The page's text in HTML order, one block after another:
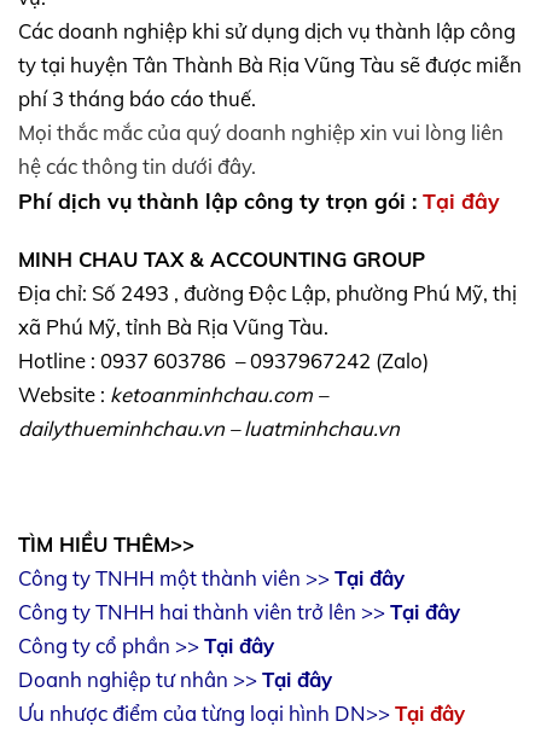
Các doanh nghiệp khi sử dụng dịch vụ thành lập công
ty tại huyện Tân Thành Bà Rịa Vũng Tàu sẽ được miễn
phí 3 tháng báo cáo thuế.
Mọi thắc mắc của quý doanh nghiệp xin vui lòng liên
hệ các thông tin dưới đây.
Phí dịch vụ thành lập công ty trọn gói : Tại đây
MINH CHAU TAX & ACCOUNTING GROUP
Địa chỉ: Số 2493 , đường Độc Lập, phường Phú Mỹ, thị
xã Phú Mỹ, tỉnh Bà Rịa Vũng Tàu.
Hotline : 0937 603786 – 0937967242 (Zalo)
Website : ketoanminhchau.com –
dailythueminhchau.vn –luatminhchau.vn
TÌM HIỀU THÊM>>
Công ty TNHH một thành viên >>Tại đây
Công ty TNHH hai thành viên trở lên >>Tại đây
Công ty cổ phần >>Tại đây
Doanh nghiệp tư nhân >>Tại đây
Ưu nhược điểm của từng loại hình DN>>Tại đây